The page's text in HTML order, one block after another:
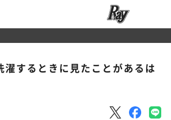
濯するときに見たことがあるは